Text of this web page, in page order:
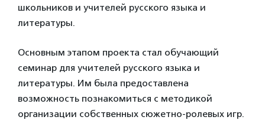
школьников и учителей русского языка и
литературы.
Основным этапом проекта стал обучающий
семинар для учителей русского языка и
литературы. Им была предоставлена
возможность познакомиться с методикой
организации собственных сюжетно-ролевых игр.